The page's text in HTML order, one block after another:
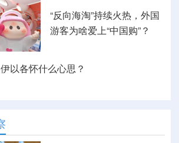
“反向海淘”持续火热，外国
游客为啥爱上“中国购”？
以各怀什么心思？